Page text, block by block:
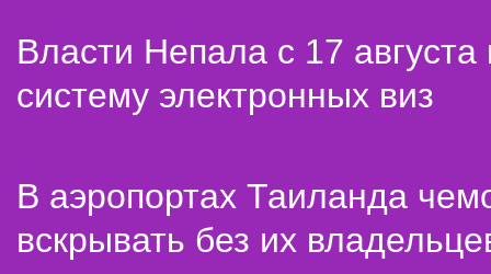
Власти Непала с 17 августа
систему электронных виз
В аэропортах Таиланда
вскрывать без их